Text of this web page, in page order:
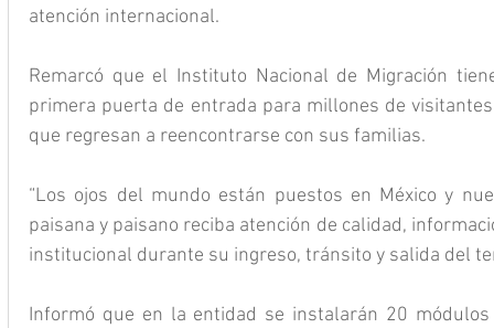
atención internacional.
Remarcó que el Instituto Nacional de Migración
primera puerta de entrada para millones de
que regresan a reencontrarse con sus familias.
“Los ojos del mundo están puestos en México y
paisana y paisano reciba atención de calidad,
institucional durante su ingreso, tránsito y salida del
Informó que en la entidad se instalarán 20